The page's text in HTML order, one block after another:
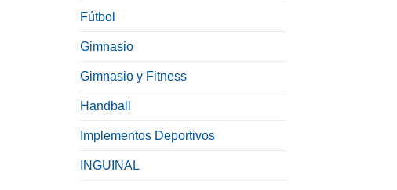
Fútbol
Gimnasio
Gimnasio y Fitness
Handball
Implementos Deportivos
INGUINAL